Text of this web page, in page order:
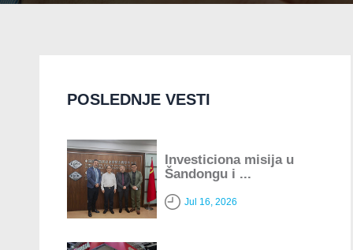
POSLEDNJE VESTI
Investiciona misija u
Šandongu i ...
Jul 16, 2026